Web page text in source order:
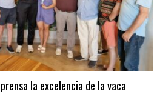
la excelencia de la vaca